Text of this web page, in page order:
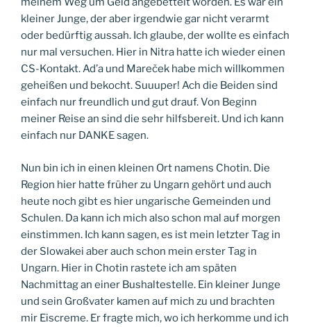
kleiner Junge, der aber irgendwie gar nicht verarmt
oder bedürftig aussah. Ich glaube, der wollte es einfach
nur mal versuchen. Hier in Nitra hatte ich wieder einen
CS-Kontakt. Ad’a und Mareček habe mich willkommen
geheißen und bekocht. Suuuper! Ach die Beiden sind
einfach nur freundlich und gut drauf. Von Beginn
meiner Reise an sind die sehr hilfsbereit. Und ich kann
einfach nur DANKE sagen.
Nun bin ich in einen kleinen Ort namens Chotin. Die
Region hier hatte früher zu Ungarn gehört und auch
heute noch gibt es hier ungarische Gemeinden und
Schulen. Da kann ich mich also schon mal auf morgen
einstimmen. Ich kann sagen, es ist mein letzter Tag in
der Slowakei aber auch schon mein erster Tag in
Ungarn. Hier in Chotin rastete ich am späten
Nachmittag an einer Bushaltestelle. Ein kleiner Junge
und sein Großvater kamen auf mich zu und brachten
mir Eiscreme. Er fragte mich, wo ich herkomme und ich